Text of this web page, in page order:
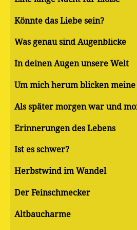
Könnte das Liebe sein?
Was genau sind Augenblicke
In deinen Augen unsere Welt
Um mich herum blicken meine
Als später morgen war und
Erinnerungen des Lebens
Ist es schwer?
Herbstwind im Wandel
Der Feinschmecker
Altbaucharme